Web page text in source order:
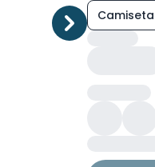
Camiseta